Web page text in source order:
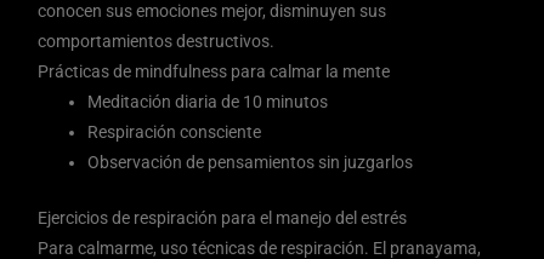
conocen sus emociones mejor, disminuyen sus
comportamientos destructivos.
Prácticas de mindfulness para calmar la mente
Meditación diaria de 10 minutos
Respiración consciente
Observación de pensamientos sin juzgarlos
Ejercicios de respiración para el manejo del estrés
Para calmarme, uso técnicas de respiración. El pranayama,